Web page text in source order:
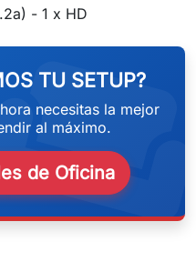
- 1 x HD
TU SETUP?
necesitas la mejor
al máximo.
de Oficina